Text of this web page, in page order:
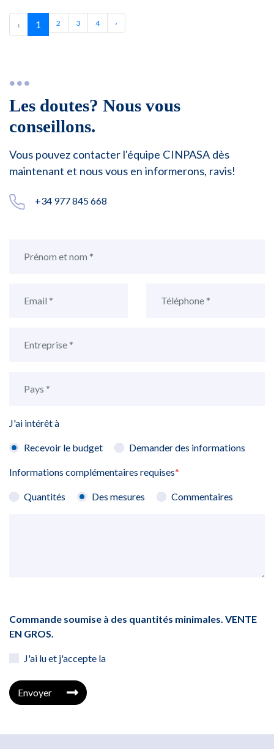
‹ 1 2 3 4 ›
Les doutes? Nous vous
conseillons.
Vous pouvez contacter l'équipe CINPASA dès
maintenant et nous vous en informerons, ravis!
+34 977 845 668
J'ai intérêt à
Recevoir le budget Demander des informations
Informations complémentaires requises*
Quantités Des mesures Commentaires
Commande soumise à des quantités minimales. VENTE
EN GROS.
J'ai lu et j'accepte la
Envoyer